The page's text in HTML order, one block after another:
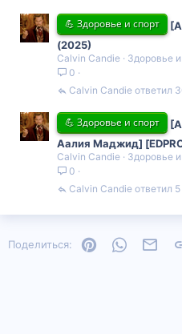
💪 Здоровье и спорт
(2025)
Calvin Candie
Здоровье
0
Calvin Candie
💪 Здоровье и спорт
Аалия Маджид]
Calvin Candie
Здоровье
0
Calvin Candie
Поделиться: PinterestWhatsApp